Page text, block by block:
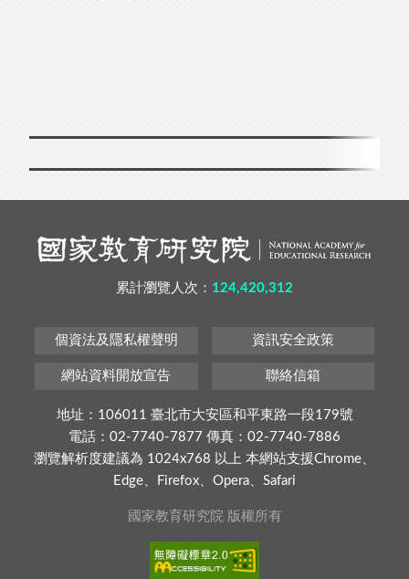
累計瀏覽人次： 124,420,312
個資法及隱私權聲明 資訊安全政策
網站資料開放宣告 聯絡信箱
地址：106011 臺北市大安區和平東路一段179號
電話：02-7740-7877 傳真：02-7740-7886
瀏覽解析度建議為 1024x768 以上 本網站支援Chrome、
Edge、Firefox、Opera、Safari
國家教育研究院 版權所有